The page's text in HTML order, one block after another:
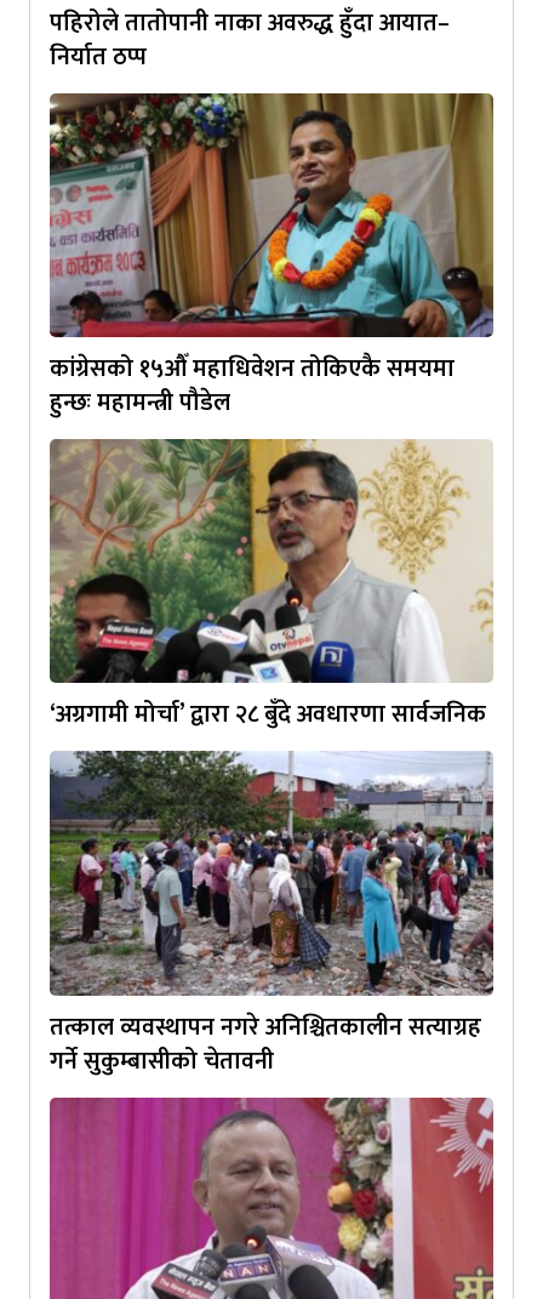
पहिरोले तातोपानी नाका अवरुद्ध हुँदा आयात–
निर्यात ठप्प
कांग्रेसको १५औँ महाधिवेशन तोकिएकै समयमा
हुन्छः महामन्त्री पौडेल
‘अग्रगामी मोर्चा’ द्वारा २८ बुँदे अवधारणा सार्वजनिक
तत्काल व्यवस्थापन नगरे अनिश्चितकालीन सत्याग्रह
गर्ने सुकुम्बासीको चेतावनी